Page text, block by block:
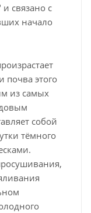
связано с
начало
почва этого
из самых
собой
тёмного